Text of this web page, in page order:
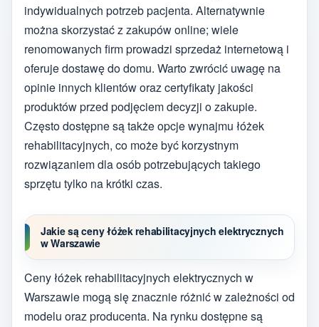
indywidualnych potrzeb pacjenta. Alternatywnie
można skorzystać z zakupów online; wiele
renomowanych firm prowadzi sprzedaż internetową i
oferuje dostawę do domu. Warto zwrócić uwagę na
opinie innych klientów oraz certyfikaty jakości
produktów przed podjęciem decyzji o zakupie.
Często dostępne są także opcje wynajmu łóżek
rehabilitacyjnych, co może być korzystnym
rozwiązaniem dla osób potrzebujących takiego
sprzętu tylko na krótki czas.
Jakie są ceny łóżek rehabilitacyjnych elektrycznych
w Warszawie
Ceny łóżek rehabilitacyjnych elektrycznych w
Warszawie mogą się znacznie różnić w zależności od
modelu oraz producenta. Na rynku dostępne są